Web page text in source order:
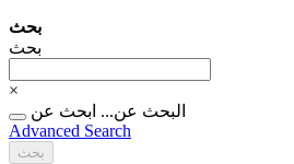
بحث
بحث
×
البحث عن... ابحث عن
Advanced Search
بحث